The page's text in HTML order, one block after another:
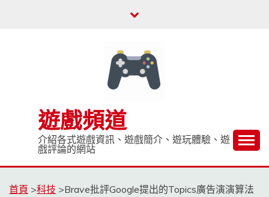
遊戲頻道
介紹各式遊戲資訊、遊戲簡介、遊玩體驗、遊
戲評論的網站
首頁 >科技 >Brave批評Google提出的Topics廣告演演算法